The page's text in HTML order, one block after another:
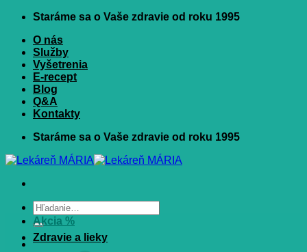
Skip
content
Staráme sa o Vaše zdravie od roku 1995
O nás
Služby
Vyšetrenia
E-recept
Blog
Q&A
Kontakty
Staráme sa o Vaše zdravie od roku 1995
Hľadať:
Akcia %
Zdravie a lieky